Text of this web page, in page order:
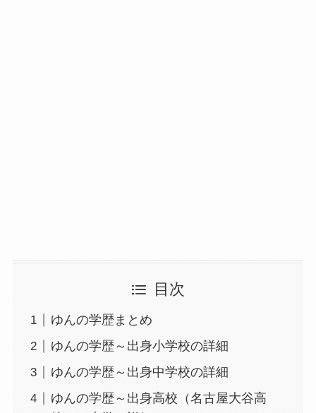
目次
ゆんの学歴まとめ
ゆんの学歴～出身小学校の詳細
ゆんの学歴～出身中学校の詳細
ゆんの学歴～出身高校（名古屋大谷高